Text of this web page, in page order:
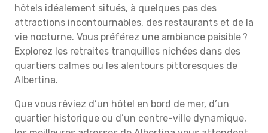
hôtels idéalement situés, à quelques pas des
attractions incontournables, des restaurants et de la
vie nocturne. Vous préférez une ambiance paisible ?
Explorez les retraites tranquilles nichées dans des
quartiers calmes ou les alentours pittoresques de
Albertina.
Que vous rêviez d’un hôtel en bord de mer, d’un
quartier historique ou d’un centre-ville dynamique,